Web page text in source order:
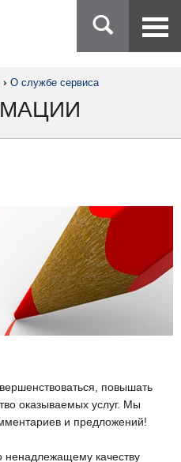
О службе сервиса
повышать
оказываемых услуг. Мы
и предложений!
ненадлежащему качеству